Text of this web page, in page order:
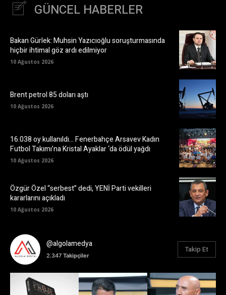
GÜNCEL HABERLER
Bakan Gürlek: Muhsin Yazıcıoğlu soruşturmasında
hiçbir ihtimal göz ardı edilmiyor
10 Ağustos 2026
Brent petrol 85 doları aştı
10 Ağustos 2026
16.038 oy kullanıldı… Fenerbahçe Arsavev Kadın
Futbol Takımı’na Kristal Ayaklar ‘da ödül yağdı
10 Ağustos 2026
Özgür Özel “serbest” dedi, YENİ Parti vekilleri
kararlarını açıkladı
10 Ağustos 2026
@algolamedya
2.347 Takipçiler
Takip Et